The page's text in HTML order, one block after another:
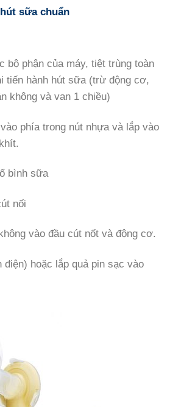
sữa chuẩn
bộ phận của máy, tiệt trùng toàn
tiến hành hút sữa (trừ động cơ,
không và van 1 chiều)
phía trong nút nhựa và lắp vào
bình sữa
nối
vào đầu cút nốt và động cơ.
điện) hoặc lắp quả pin sạc vào